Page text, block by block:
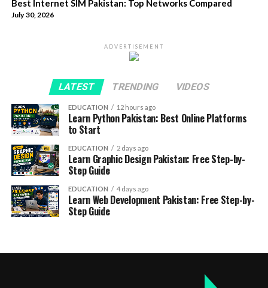
Best Internet SIM Pakistan: Top Networks Compared
July 30, 2026
ADVERTISEMENT
LATEST TRENDING VIDEOS
EDUCATION 12 hours ago
Learn Python Pakistan: Best Online Platforms
to Start
EDUCATION 2 days ago
Learn Graphic Design Pakistan: Free Step-by-
Step Guide
EDUCATION 4 days ago
Learn Web Development Pakistan: Free Step-by-
Step Guide